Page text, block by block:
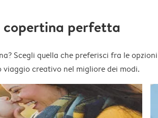
copertina perfetta
Scegli quella che preferisci fra le
viaggio creativo nel migliore dei modi.